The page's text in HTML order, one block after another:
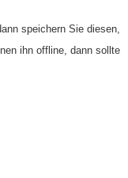
speichern Sie diesen,
ihn offline, dann sollte